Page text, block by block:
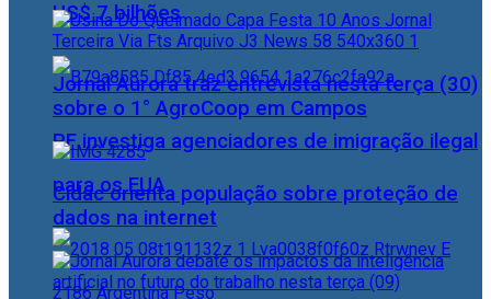
US$ 7 bilhões
PF investiga agenciadores de imigração ilegal
para os EUA
Jornal Aurora traz entrevista nesta terça (30)
sobre o 1° AgroCoop em Campos
Cidac orienta população sobre proteção de
dados na internet